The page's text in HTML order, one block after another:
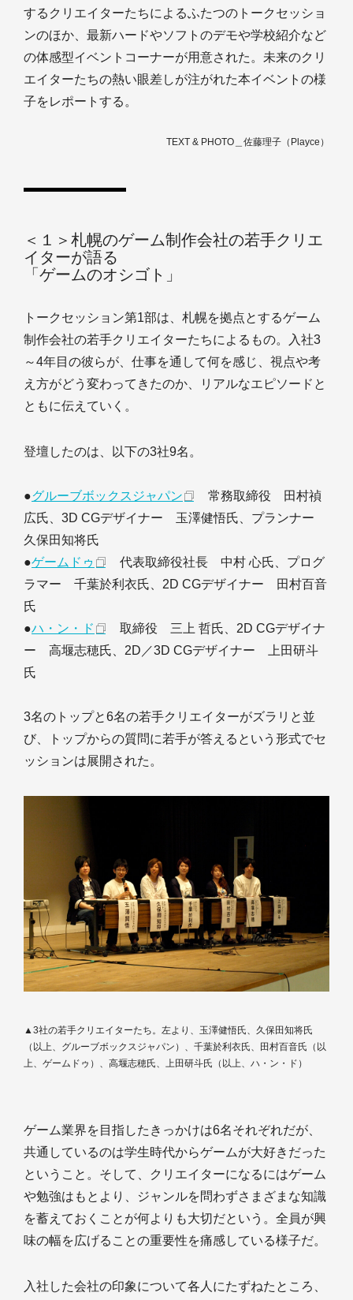
するクリエイターたちによるふたつのトークセッショ
ンのほか、最新ハードやソフトのデモや学校紹介など
の体感型イベントコーナーが用意された。未来のクリ
エイターたちの熱い眼差しが注がれた本イベントの様
子をレポートする。
TEXT & PHOTO＿佐藤理子（Playce）
＜１＞札幌のゲーム制作会社の若手クリエ
イターが語る
「ゲームのオシゴト」
トークセッション第1部は、札幌を拠点とするゲーム
制作会社の若手クリエイターたちによるもの。入社3
～4年目の彼らが、仕事を通して何を感じ、視点や考
え方がどう変わってきたのか、リアルなエピソードと
ともに伝えていく。
登壇したのは、以下の3社9名。
●グルーブボックスジャパン
常務取締役 田村禎
広氏、3D CGデザイナー 玉澤健悟氏、プランナー
久保田知将氏
●ゲームドゥ
代表取締役社長 中村 心氏、プログ
ラマー 千葉於利衣氏、2D CGデザイナー 田村百音
氏
●ハ・ン・ド
取締役 三上 哲氏、2D CGデザイナ
ー 高堰志穂氏、2D／3D CGデザイナー 上田研斗
氏
3名のトップと6名の若手クリエイターがズラリと並
び、トップからの質問に若手が答えるという形式でセ
ッションは展開された。
▲3社の若手クリエイターたち。左より、玉澤健悟氏、久保田知将氏
（以上、グルーブボックスジャパン）、千葉於利衣氏、田村百音氏（以
上、ゲームドゥ）、高堰志穂氏、上田研斗氏（以上、ハ・ン・ド）
ゲーム業界を目指したきっかけは6名それぞれだが、
共通しているのは学生時代からゲームが大好きだった
ということ。そして、クリエイターになるにはゲーム
や勉強はもとより、ジャンルを問わずさまざまな知識
を蓄えておくことが何よりも大切だという。全員が興
味の幅を広げることの重要性を痛感している様子だ。
入社した会社の印象について各人にたずねたところ、